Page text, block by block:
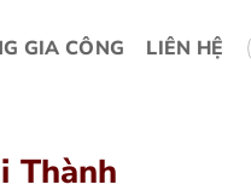
GIA CÔNG LIÊN HỆ
Thành